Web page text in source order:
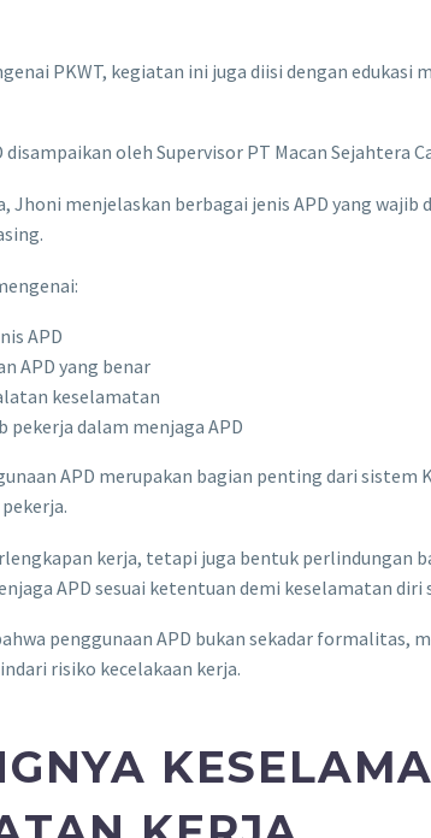
PKWT, kegiatan ini juga diisi dengan edukasi
oleh Supervisor PT Macan Sejahtera
Jhoni menjelaskan berbagai jenis APD yang wajib
APD
APD yang benar
keselamatan
pekerja dalam menjaga APD
APD merupakan bagian penting dari sistem
kerja, tetapi juga bentuk perlindungan
APD sesuai ketentuan demi keselamatan diri
penggunaan APD bukan sekadar formalitas,
risiko kecelakaan kerja.